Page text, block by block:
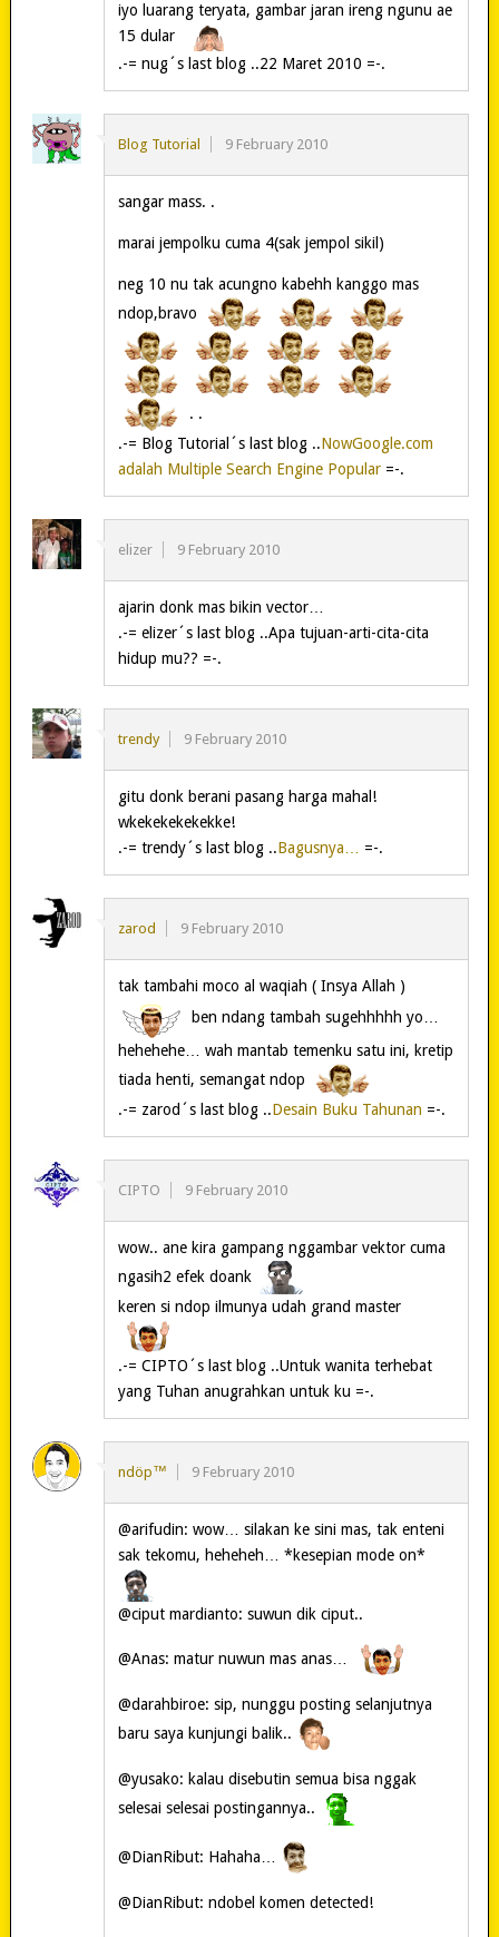
iyo luarang teryata, gambar jaran ireng ngunu ae
15 dular
.-= nug´s last blog ..22 Maret 2010 =-.
Blog Tutorial 9 February 2010
sangar mass. .
marai jempolku cuma 4(sak jempol sikil)
neg 10 nu tak acungno kabehh kanggo mas
ndop,bravo
. .
.-= Blog Tutorial´s last blog ..NowGoogle.com
adalah Multiple Search Engine Popular=-.
elizer 9 February 2010
ajarin donk mas bikin vector…
.-= elizer´s last blog ..Apa tujuan-arti-cita-cita
hidup mu?? =-.
trendy 9 February 2010
gitu donk berani pasang harga mahal!
wkekekekekekke!
.-= trendy´s last blog ..Bagusnya… =-.
zarod 9 February 2010
tak tambahi moco al waqiah ( Insya Allah )
ben ndang tambah sugehhhhh yo…
hehehehe… wah mantab temenku satu ini, kretip
tiada henti, semangat ndop
.-= zarod´s last blog ..Desain Buku Tahunan =-.
CIPTO 9 February 2010
wow.. ane kira gampang nggambar vektor cuma
ngasih2 efek doank
keren si ndop ilmunya udah grand master
.-= CIPTO´s last blog ..Untuk wanita terhebat
yang Tuhan anugrahkan untuk ku =-.
ndöp™ 9 February 2010
@arifudin: wow… silakan ke sini mas, tak enteni
sak tekomu, heheheh… *kesepian mode on*
@ciput mardianto: suwun dik ciput..
@Anas: matur nuwun mas anas…
@darahbiroe: sip, nunggu posting selanjutnya
baru saya kunjungi balik..
@yusako: kalau disebutin semua bisa nggak
selesai selesai postingannya..
@DianRibut: Hahaha…
@DianRibut: ndobel komen detected!